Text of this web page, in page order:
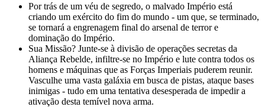
Por trás de um véu de segredo, o malvado Império está
criando um exército do fim do mundo - um que, se terminado,
se tornará a engrenagem final do arsenal de terror e
dominação do Império.
Sua Missão? Junte-se à divisão de operações secretas da
Aliança Rebelde, infiltre-se no Império e lute contra todos os
homens e máquinas que as Forças Imperiais puderem reunir.
Vasculhe uma vasta galáxia em busca de pistas, ataque bases
inimigas - tudo em uma tentativa desesperada de impedir a
ativação desta temível nova arma.